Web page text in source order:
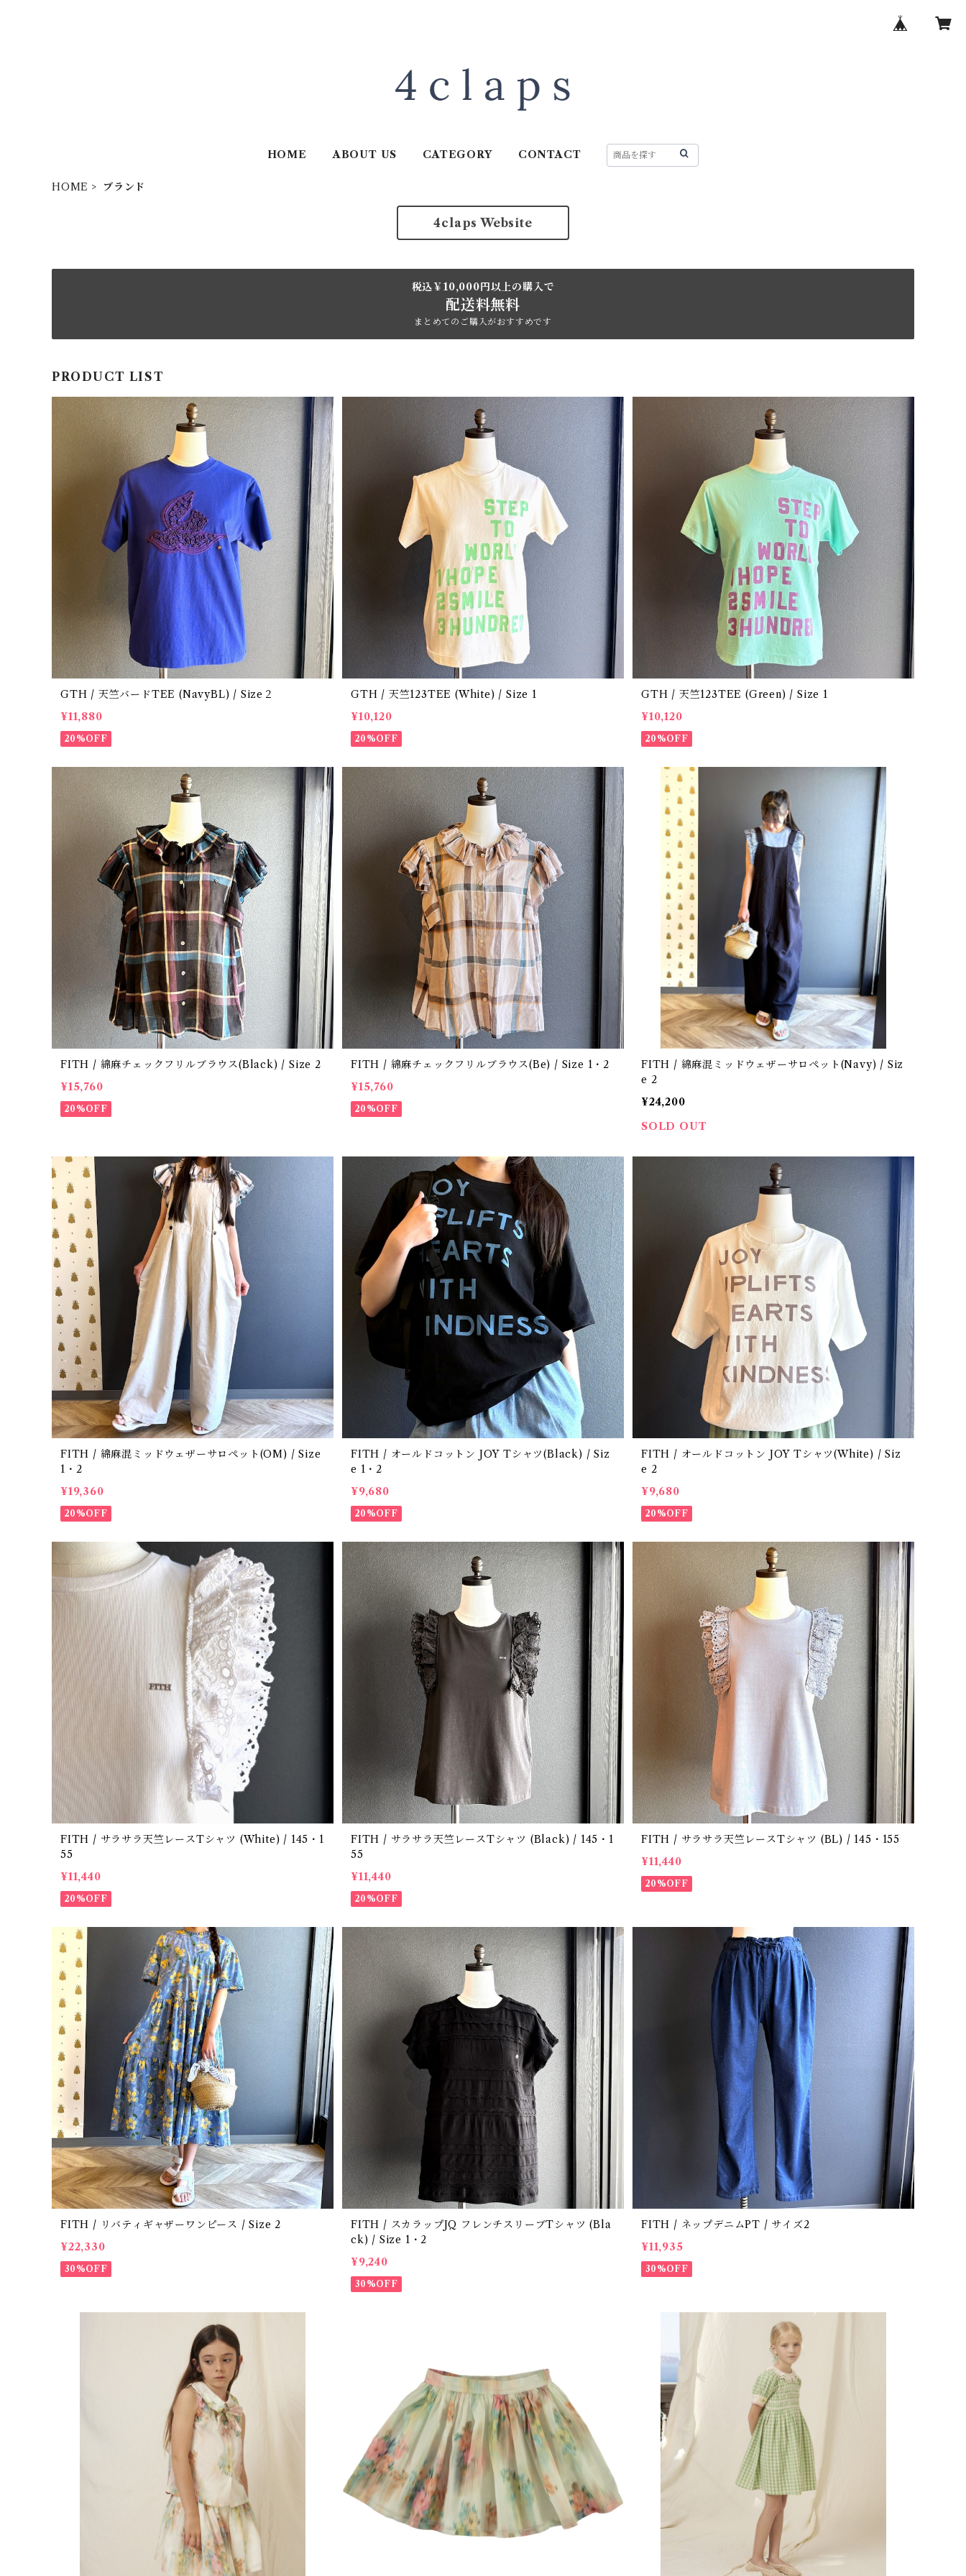
HOME ABOUT US CATEGORY CONTACT
HOME ブランド
4claps Website
税込￥10,000円以上の購入で
配送料無料
まとめてのご購入がおすすめです
PRODUCT LIST
GTH / 天竺バードTEE (NavyBL) / Size２
¥11,880
20%OFF
GTH / 天竺123TEE (White) / Size 1
¥10,120
20%OFF
GTH / 天竺123TEE (Green) / Size 1
¥10,120
20%OFF
FITH / 綿麻チェックフリルブラウス(Black) / Size 2
¥15,760
20%OFF
FITH / 綿麻チェックフリルブラウス(Be) / Size 1・2
¥15,760
20%OFF
FITH / 綿麻混ミッドウェザーサロペット(Navy) / Siz
e 2
¥24,200
SOLD OUT
FITH / 綿麻混ミッドウェザーサロペット(OM) / Size
1・2
¥19,360
20%OFF
FITH / オールドコットン JOY Tシャツ(Black) / Siz
e 1・2
¥9,680
20%OFF
FITH / オールドコットン JOY Tシャツ(White) / Siz
e 2
¥9,680
20%OFF
FITH / サラサラ天竺レースTシャツ (White) / 145・1
55
¥11,440
20%OFF
FITH / サラサラ天竺レースTシャツ (Black) / 145・1
55
¥11,440
20%OFF
FITH / サラサラ天竺レースTシャツ (BL) / 145・155
¥11,440
20%OFF
FITH / リバティギャザーワンピース / Size 2
¥22,330
30%OFF
FITH / スカラップJQ フレンチスリーブTシャツ (Bla
ck) / Size 1・2
¥9,240
30%OFF
FITH / ネップデニムPT / サイズ2
¥11,935
30%OFF